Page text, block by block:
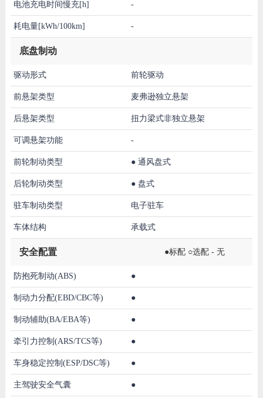
电池充电时间慢充[h] -
耗电量[kWh/100km] -
底盘制动
驱动形式 前轮驱动
前悬架类型 麦弗逊独立悬架
后悬架类型 扭力梁式非独立悬架
可调悬架功能 -
前轮制动类型 ● 通风盘式
后轮制动类型 ● 盘式
驻车制动类型 电子驻车
车体结构 承载式
安全配置 ●标配 ○选配 - 无
防抱死制动(ABS) ●
制动力分配(EBD/CBC等) ●
制动辅助(BA/EBA等) ●
牵引力控制(ARS/TCS等) ●
车身稳定控制(ESP/DSC等) ●
主驾驶安全气囊 ●